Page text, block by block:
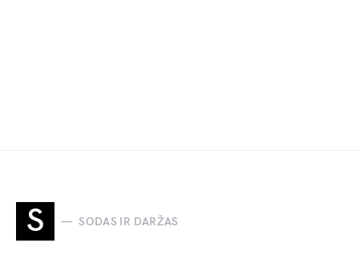
S SODAS IR DARŽAS